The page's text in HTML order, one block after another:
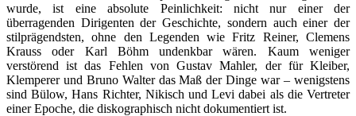
wurde, ist eine absolute Peinlichkeit: nicht nur einer der
überragenden Dirigenten der Geschichte, sondern auch einer der
stilprägendsten, ohne den Legenden wie Fritz Reiner, Clemens
Krauss oder Karl Böhm undenkbar wären. Kaum weniger
verstörend ist das Fehlen von Gustav Mahler, der für Kleiber,
Klemperer und Bruno Walter das Maß der Dinge war – wenigstens
sind Bülow, Hans Richter, Nikisch und Levi dabei als die Vertreter
einer Epoche, die diskographisch nicht dokumentiert ist.